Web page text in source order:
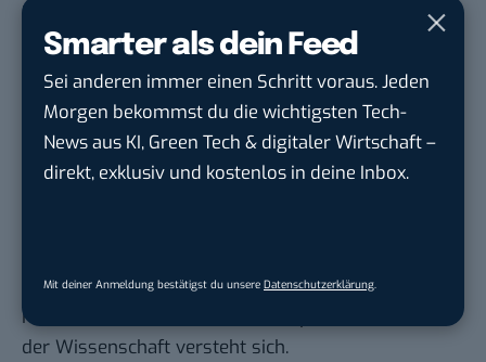
Smarter als dein Feed
Sei anderen immer einen Schritt voraus. Jeden
Morgen bekommst du die wichtigsten Tech-
News aus KI, Green Tech & digitaler Wirtschaft –
direkt, exklusiv und kostenlos in deine Inbox.
Mit deiner Anmeldung bestätigst du unsere Datenschutzerklärung.
höhere Gewicht natürlich auch wieder negativ
auswirkt.
Daher ist der Verbrauch und die Effizienz des
Elektromotors und der Fahrprogramme
mindestens genauso wichtig. Genau hier hat Kia
meiner Meinung nach ganze Arbeit geleistet. Die
Verbrauch von 13,6 kWh und das bei normaler
Fahrweise, mit streckenweisen Sprints – im Namen
der Wissenschaft versteht sich.